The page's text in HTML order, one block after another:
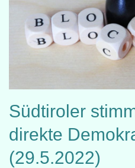
Südtiroler
direkte
(29.5.2022)